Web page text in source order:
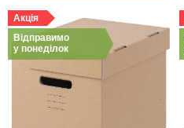
Акція
Відправимо
у понеділок